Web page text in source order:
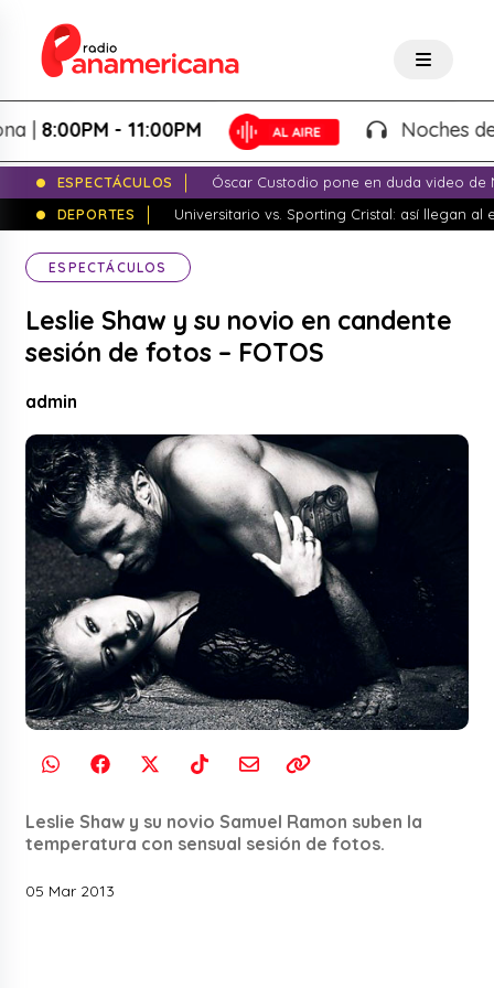
- 11:00PM Noches de
ESPECTÁCULOS
Óscar Custodio pone en duda video de
DEPORTES
Universitario vs. Sporting Cristal: así llegan al
ESPECTÁCULOS
Leslie Shaw y su novio en candente
sesión de fotos – FOTOS
admin
Leslie Shaw y su novio Samuel Ramon suben la
temperatura con sensual sesión de fotos.
05 Mar 2013